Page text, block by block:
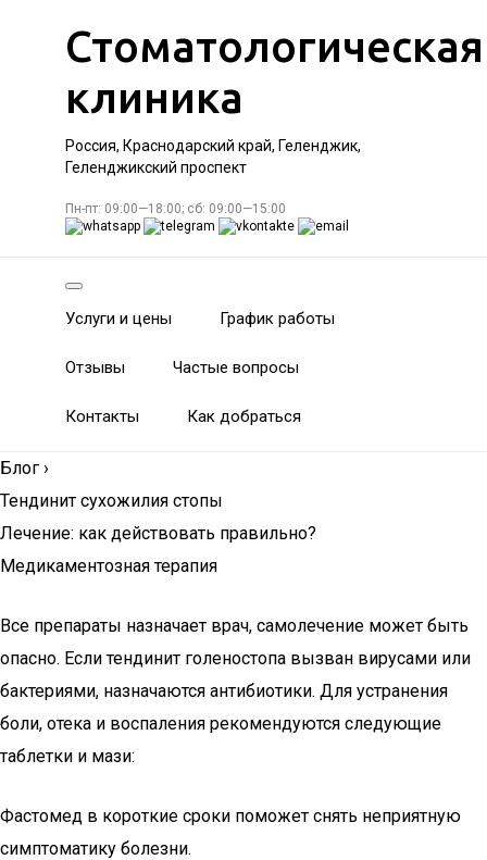
Стоматологическая
клиника
Россия, Краснодарский край, Геленджик,
Геленджикский проспект
Пн-пт: 09:00—18:00; сб: 09:00—15:00
Услуги и цены График работы
Отзывы Частые вопросы
Контакты Как добраться
Блог ›
Тендинит сухожилия стопы
Лечение: как действовать правильно?
Медикаментозная терапия
Все препараты назначает врач, самолечение может быть
опасно. Если тендинит голеностопа вызван вирусами или
бактериями, назначаются антибиотики. Для устранения
боли, отека и воспаления рекомендуются следующие
таблетки и мази:
Фастомед в короткие сроки поможет снять неприятную
симптоматику болезни.